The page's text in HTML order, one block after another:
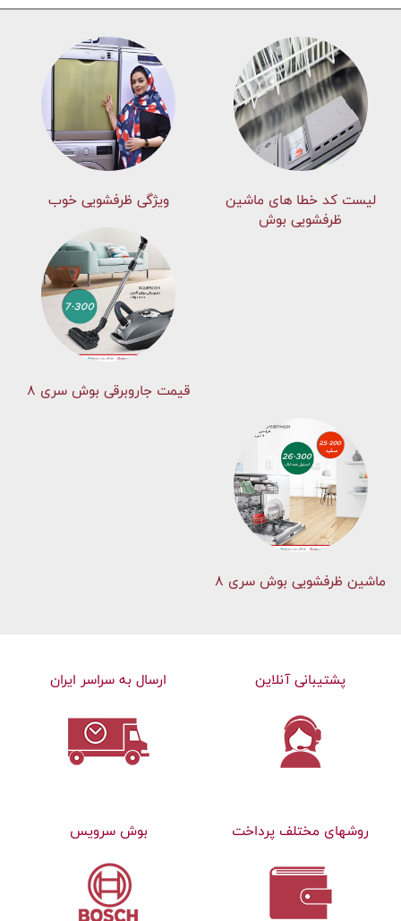
لیست کد خطا های ماشين
ظرفشویی بوش
ویژگی ظرفشویی خوب
قیمت جاروبرقی بوش سری ۸
ماشین ظرفشویی بوش سری 8
پشتیبانی آنلاین ارسال به سراسر ایران
روشهای مختلف پرداخت بوش سرویس